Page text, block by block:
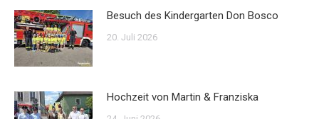
Besuch des Kindergarten Don Bosco
20. Juli 2026
Hochzeit von Martin & Franziska